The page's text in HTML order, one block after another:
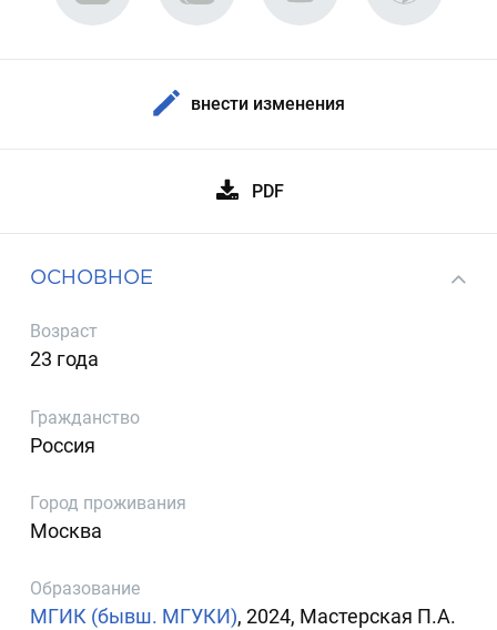
внести изменения
PDF
ОСНОВНОЕ
Возраст
23 года
Гражданство
Россия
Город проживания
Москва
Образование
МГИК (бывш. МГУКИ), 2024, Мастерская П.А.